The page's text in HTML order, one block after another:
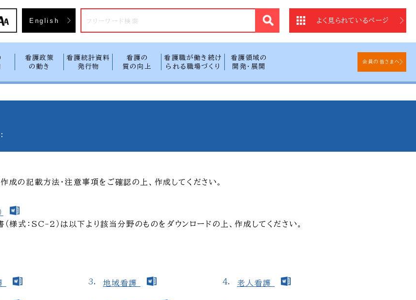
English よく見られているページ
看護政策
の動き
看護統計資料
発行物
看護の
質の向上
看護職が働き続け
られる職場づくり
看護領域の
開発・展開
会員の皆さまへ
の記載方法・注意事項をご確認の上、作成してください。
式：SC-2）は以下より該当分野のものをダウンロードの上、作成してください。
地域看護 老人看護